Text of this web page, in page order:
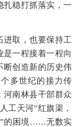
扎稳打抓落实，一
进取，也要保持工
是一程接着一程向
断创造新的历史伟
多世纪的接力传
河南林县干部群众
工天河”红旗渠，
”的困境……无数实